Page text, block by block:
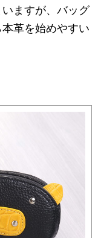
ますが、バッグ
革を始めやすい